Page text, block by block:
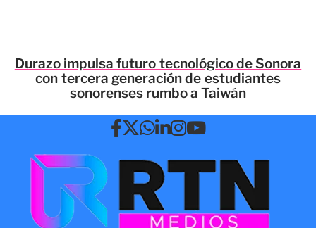
Durazo impulsa futuro tecnológico de Sonora
con tercera generación de estudiantes
sonorenses rumbo a Taiwán